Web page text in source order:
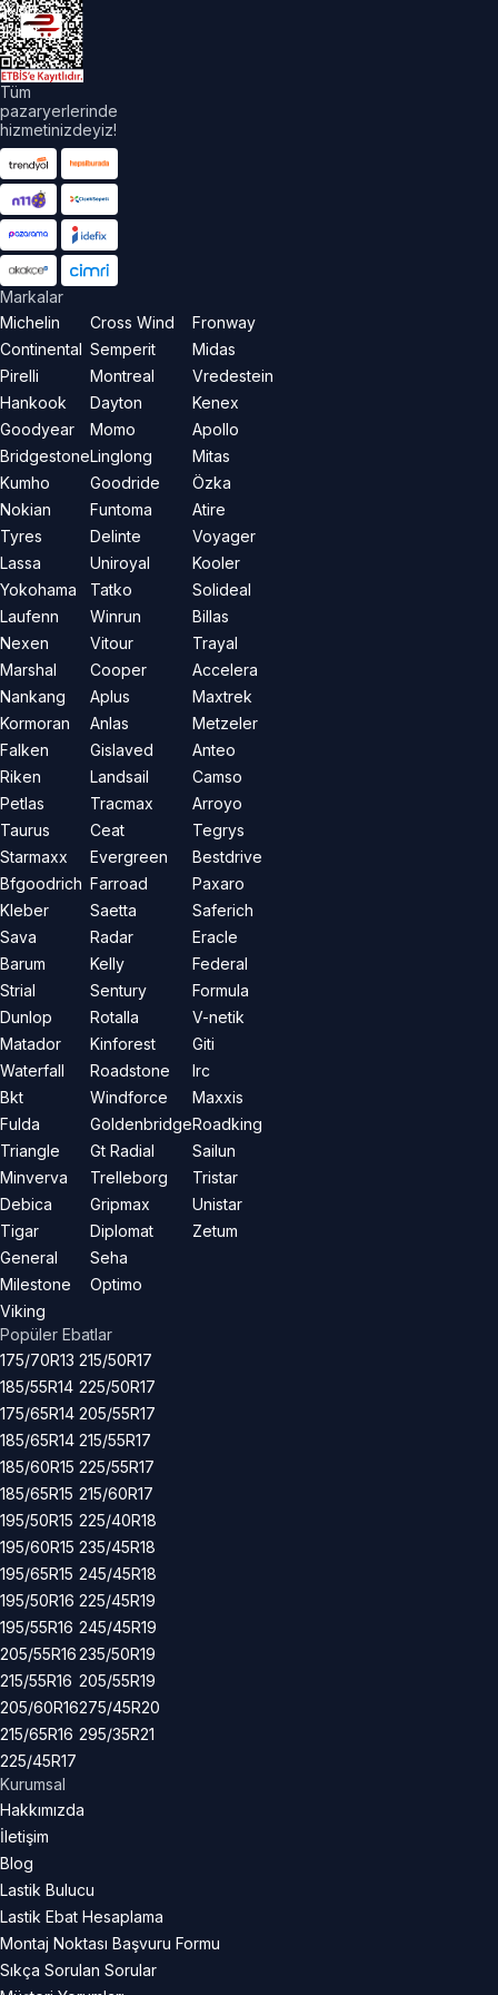
Tüm
pazaryerlerinde
hizmetinizdeyiz!
Markalar
Michelin
Continental
Pirelli
Hankook
Goodyear
Bridgestone
Kumho
Nokian
Tyres
Lassa
Yokohama
Laufenn
Nexen
Marshal
Nankang
Kormoran
Falken
Riken
Petlas
Taurus
Starmaxx
Bfgoodrich
Kleber
Sava
Barum
Strial
Dunlop
Matador
Waterfall
Bkt
Fulda
Triangle
Minverva
Debica
Tigar
General
Milestone
Viking
Cross Wind
Semperit
Montreal
Dayton
Momo
Linglong
Goodride
Funtoma
Delinte
Uniroyal
Tatko
Winrun
Vitour
Cooper
Aplus
Anlas
Gislaved
Landsail
Tracmax
Ceat
Evergreen
Farroad
Saetta
Radar
Kelly
Sentury
Rotalla
Kinforest
Roadstone
Windforce
Goldenbridge
Gt Radial
Trelleborg
Gripmax
Diplomat
Seha
Optimo
Fronway
Midas
Vredestein
Kenex
Apollo
Mitas
Özka
Atire
Voyager
Kooler
Solideal
Billas
Trayal
Accelera
Maxtrek
Metzeler
Anteo
Camso
Arroyo
Tegrys
Bestdrive
Paxaro
Saferich
Eracle
Federal
Formula
V-netik
Giti
Irc
Maxxis
Roadking
Sailun
Tristar
Unistar
Zetum
Popüler Ebatlar
175/70R13
185/55R14
175/65R14
185/65R14
185/60R15
185/65R15
195/50R15
195/60R15
195/65R15
195/50R16
195/55R16
205/55R16
215/55R16
205/60R16
215/65R16
225/45R17
215/50R17
225/50R17
205/55R17
215/55R17
225/55R17
215/60R17
225/40R18
235/45R18
245/45R18
225/45R19
245/45R19
235/50R19
205/55R19
275/45R20
295/35R21
Kurumsal
Hakkımızda
İletişim
Blog
Lastik Bulucu
Lastik Ebat Hesaplama
Montaj Noktası Başvuru Formu
Sıkça Sorulan Sorular